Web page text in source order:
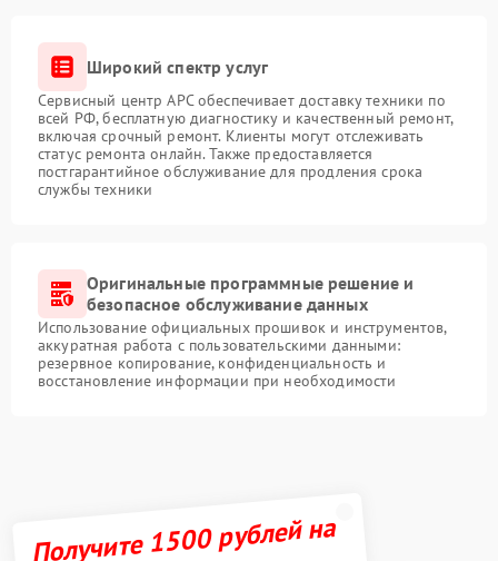
Широкий спектр услуг
Сервисный центр APC обеспечивает доставку техники по
всей РФ, бесплатную диагностику и качественный ремонт,
включая срочный ремонт. Клиенты могут отслеживать
статус ремонта онлайн. Также предоставляется
постгарантийное обслуживание для продления срока
службы техники
Оригинальные программные решение и
безопасное обслуживание данных
Использование официальных прошивок и инструментов,
аккуратная работа с пользовательскими данными:
резервное копирование, конфиденциальность и
восстановление информации при необходимости
Получите 1500 рублей на